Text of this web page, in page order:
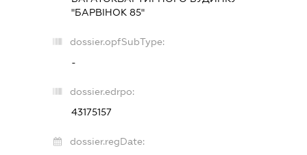
"БАРВІНОК 85"
dossier.opfSubType:
-
dossier.edrpo:
43175157
dossier.regDate: